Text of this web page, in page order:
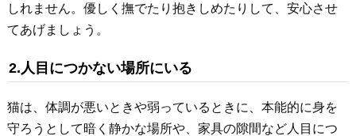
しれません。優しく撫でたり抱きしめたりして、安心させ
てあげましょう。
2.人目につかない場所にいる
猫は、体調が悪いときや弱っているときに、本能的に身を
守ろうとして暗く静かな場所や、家具の隙間など人目につ